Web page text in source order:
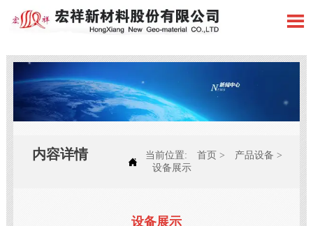

内容详情 
当前位置: 首页 > 产品设备 >
设备展示
设备展示